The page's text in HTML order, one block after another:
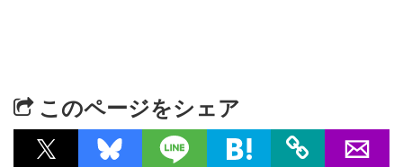
このページをシェア